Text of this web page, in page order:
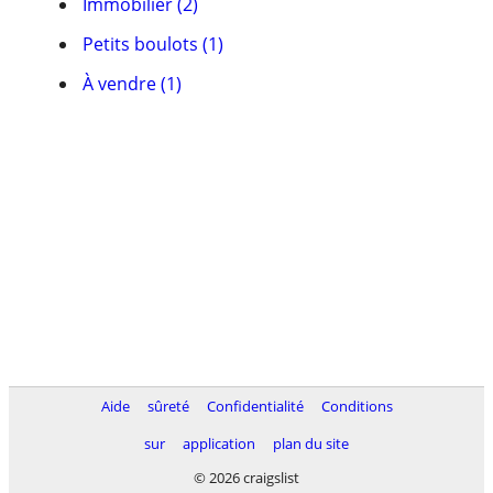
Petits boulots (1)
À vendre (1)
Aide sûreté Confidentialité
Conditions
sur
application
plan du site
© 2026 craigslist